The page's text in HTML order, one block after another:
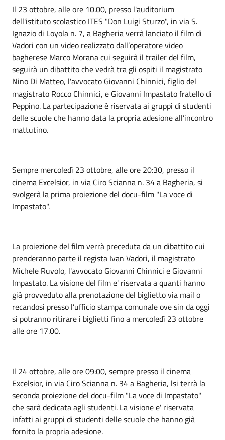
Il 23 ottobre, alle ore 10.00, presso l'auditorium
dell'istituto scolastico ITES "Don Luigi Sturzo", in via S.
Ignazio di Loyola n. 7, a Bagheria verrà lanciato il film di
Vadori con un video realizzato dall’operatore video
bagherese Marco Morana cui seguirà il trailer del film,
seguirà un dibattito che vedrà tra gli ospiti il magistrato
Nino Di Matteo, l'avvocato Giovanni Chinnici, figlio del
magistrato Rocco Chinnici, e Giovanni Impastato fratello di
Peppino. La partecipazione è riservata ai gruppi di studenti
delle scuole che hanno data la propria adesione all’incontro
mattutino.
Sempre mercoledì 23 ottobre, alle ore 20:30, presso il
cinema Excelsior, in via Ciro Scianna n. 34 a Bagheria, si
svolgerà la prima proiezione del docu-film "La voce di
Impastato".
La proiezione del film verrà preceduta da un dibattito cui
prenderanno parte il regista Ivan Vadori, il magistrato
Michele Ruvolo, l'avvocato Giovanni Chinnici e Giovanni
Impastato. La visione del film e' riservata a quanti hanno
già provveduto alla prenotazione del biglietto via mail o
recandosi presso l’ufficio stampa comunale ove sin da oggi
si potranno ritirare i biglietti fino a mercoledì 23 ottobre
alle ore 17.00.
Il 24 ottobre, alle ore 09:00, sempre presso il cinema
Excelsior, in via Ciro Scianna n. 34 a Bagheria, lsi terrà la
seconda proiezione del docu-film "La voce di Impastato"
che sarà dedicata agli studenti. La visione e' riservata
infatti ai gruppi di studenti delle scuole che hanno già
fornito la propria adesione.